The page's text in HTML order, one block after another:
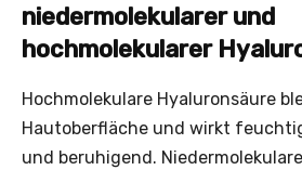
niedermolekularer und
hochmolekularer
Hochmolekulare Hyaluronsäure
Hautoberfläche und wirkt
und beruhigend.